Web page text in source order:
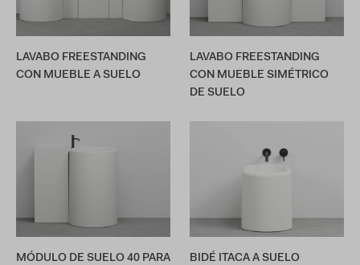
LAVABO FREESTANDING
CON MUEBLE A SUELO
LAVABO FREESTANDING
CON MUEBLE SIMÉTRICO
DE SUELO
MÓDULO DE SUELO 40 PARA
BIDÉ ITACA A SUELO